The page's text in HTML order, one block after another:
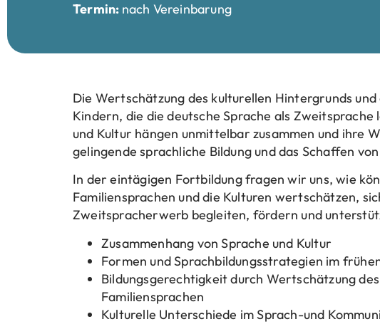
Termin: nach Vereinbarung
Die Wertschätzung des kulturellen Hintergrunds
Kindern, die die deutsche Sprache als
und Kultur hängen unmittelbar zusammen und ihre
gelingende sprachliche Bildung und das Schaffen
In der eintägigen Fortbildung fragen wir uns, wie
Familiensprachen und die Kulturen wertschätzen,
Zweitspracherwerb begleiten, fördern und
Zusammenhang von Sprache und Kultur
Formen und Sprachbildungsstrategien im
Bildungsgerechtigkeit durch Wertschätzung
Familiensprachen
Kulturelle Unterschiede im Sprach-und